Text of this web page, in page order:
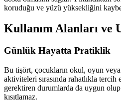
koruduğu ve yüzü yüksekliğini
Kullanım Alanları ve
Günlük Hayatta Pratiklik
Bu tişört, çocukların okul, oyun
aktiviteleri sırasında rahatlıkla
gerektiren durumlarda da uygun
kısıtlamaz.